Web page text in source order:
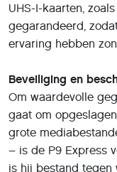
UHS-I-kaarten,
gegarandeerd,
ervaring hebben
Beveiliging en
Om waardevolle
gaat om
grote
– is de P9 Express
is hij bestand tegen